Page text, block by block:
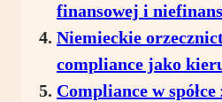
finansowej i
Niemieckie
compliance jako
Compliance w spółce